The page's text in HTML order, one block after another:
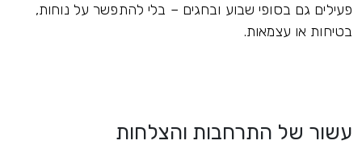
פעילים גם בסופי שבוע ובחגים – בלי להתפשר על נוחות,
בטיחות או עצמאות.
עשור של התרחבות והצלחות